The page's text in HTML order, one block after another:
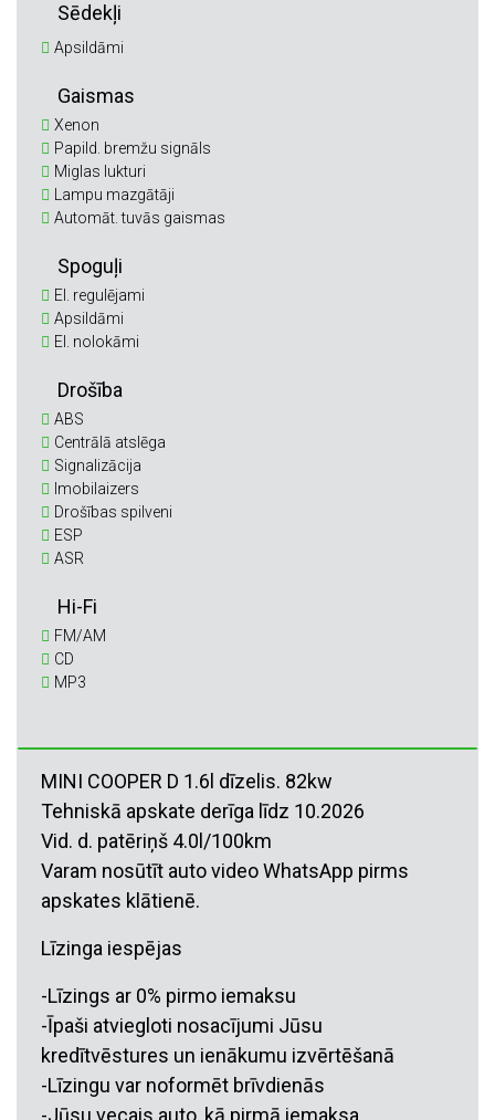
Sēdekļi
Apsildāmi
Gaismas
Xenon
Papild. bremžu signāls
Miglas lukturi
Lampu mazgātāji
Automāt. tuvās gaismas
Spoguļi
El. regulējami
Apsildāmi
El. nolokāmi
Drošība
ABS
Centrālā atslēga
Signalizācija
Imobilaizers
Drošības spilveni
ESP
ASR
Hi-Fi
FM/AM
CD
MP3
MINI COOPER D 1.6l dīzelis. 82kw
Tehniskā apskate derīga līdz 10.2026
Vid. d. patēriņš 4.0l/100km
Varam nosūtīt auto video WhatsApp pirms
apskates klātienē.
Līzinga iespējas
-Līzings ar 0% pirmo iemaksu
-Īpaši atviegloti nosacījumi Jūsu
kredītvēstures un ienākumu izvērtēšanā
-Līzingu var noformēt brīvdienās
-Jūsu vecais auto, kā pirmā iemaksa